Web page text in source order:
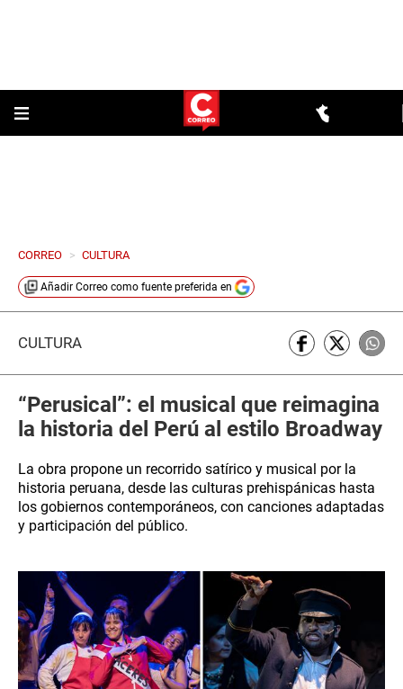
CORREO > CULTURA
Añadir Correo como fuente preferida en
CULTURA
“Perusical”: el musical que reimagina
la historia del Perú al estilo Broadway
La obra propone un recorrido satírico y musical por la
historia peruana, desde las culturas prehispánicas hasta
los gobiernos contemporáneos, con canciones adaptadas
y participación del público.